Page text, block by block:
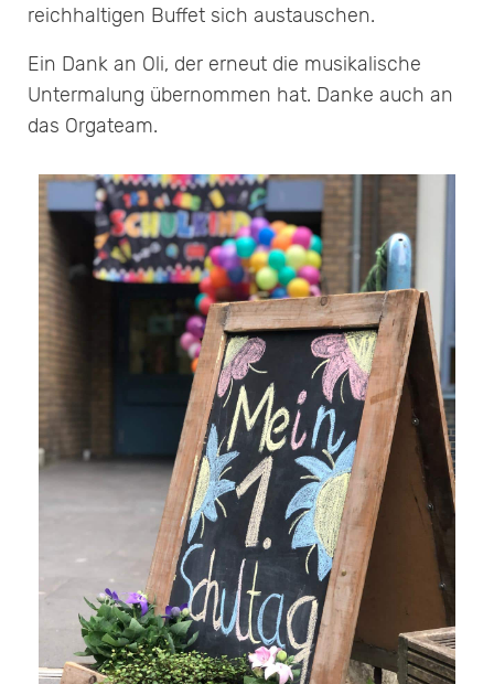
reichhaltigen Buffet sich austauschen.
Ein Dank an Oli, der erneut die musikalische
Untermalung übernommen hat. Danke auch an
das Orgateam.